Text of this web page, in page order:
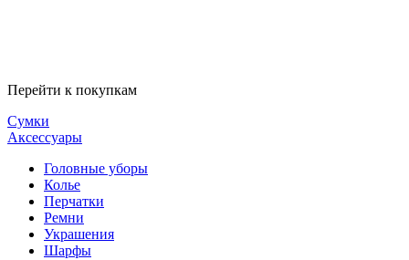
Перейти к покупкам
Сумки
Аксессуары
Головные уборы
Колье
Перчатки
Ремни
Украшения
Шарфы